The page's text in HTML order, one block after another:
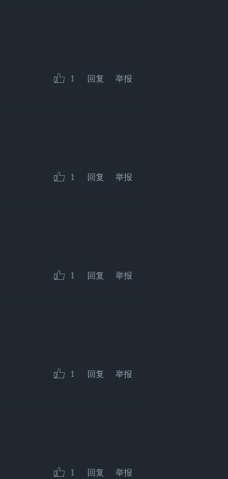
1 回复 举报
1 回复 举报
1 回复 举报
1 回复 举报
1 回复 举报